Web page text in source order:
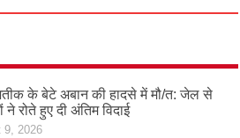
के बेटे अबान की हादसे में मौ/त: जेल से
ने रोते हुए दी अंतिम विदाई
9, 2026